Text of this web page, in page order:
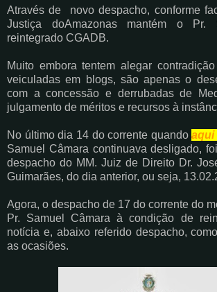
Através de novo despacho, conforme
Justiça doAmazonas mantém o Pr.
reintegrado CGADB.
Muito embora tentem alegar
veiculadas em blogs, são apenas o
com a concessão e derrubadas de
julgamento de méritos e recursos à
No último dia 14 do corrente quandoaqui
Samuel Câmara continuava desligado,
despacho do MM. Juiz de Direito Dr.
Guimarães, do dia anterior, ou seja,
Agora, o despacho de 17 do corrente do
Pr. Samuel Câmara à condição de
notícia e, abaixo referido despacho,
as ocasiões.